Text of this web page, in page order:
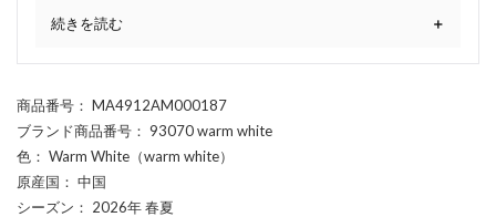
続きを読む
商品番号 ： MA4912AM000187
ブランド商品番号 ： 93070 warm white
色 ： Warm White（warm white）
原産国 ： 中国
シーズン ： 2026年 春夏